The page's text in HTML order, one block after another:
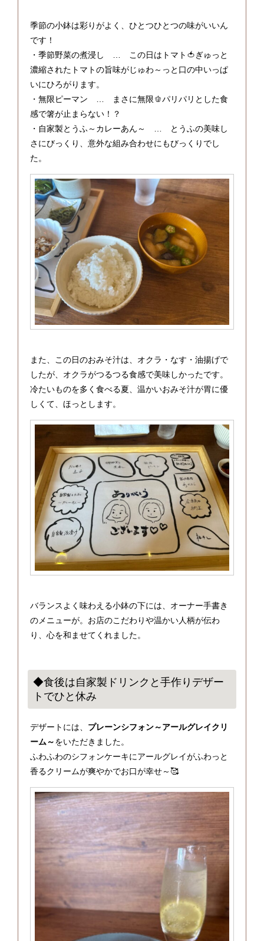
季節の小鉢は彩りがよく、ひとつひとつの味がいいん
です！
・季節野菜の煮浸し … この日はトマト🍅ぎゅっと
濃縮されたトマトの旨味がじゅわ～っと口の中いっぱ
いにひろがります。
・無限ピーマン … まさに無限🫑パリパリとした食
感で箸が止まらない！？
・自家製とうふ～カレーあん～ … とうふの美味し
さにびっくり、意外な組み合わせにもびっくりでし
た。
また、この日のおみそ汁は、オクラ・なす・油揚げで
したが、オクラがつるつる食感で美味しかったです。
冷たいものを多く食べる夏、温かいおみそ汁が胃に優
しくて、ほっとします。
バランスよく味わえる小鉢の下には、オーナー手書き
のメニューが。お店のこだわりや温かい人柄が伝わ
り、心を和ませてくれました。
◆食後は自家製ドリンクと手作りデザー
トでひと休み
デザートには、 プレーンシフォン～アールグレイクリ
ーム～をいただきました。
ふわふわのシフォンケーキにアールグレイがふわっと
香るクリームが爽やかでお口が幸せ～🥰